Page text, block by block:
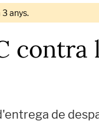
anys.
contra
de